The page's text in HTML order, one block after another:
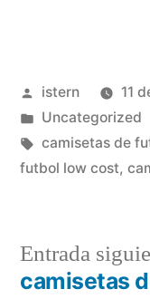
Publicado
por
istern
11
Publicado
en
Uncategorized
Etiquetas:
camisetas de
futbol low cost,
Entrada
camisetas